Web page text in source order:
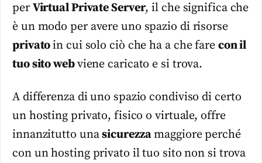
perVirtual Private Server, il che significa che
è un modo per avere uno spazio di risorse
privatoin cui solo ciò che ha a che fare con il
tuo sito webviene caricato e si trova.
A differenza di uno spazio condiviso di certo
un hosting privato, fisico o virtuale, offre
innanzitutto unasicurezzamaggiore perché
con un hosting privato il tuo sito non si trova